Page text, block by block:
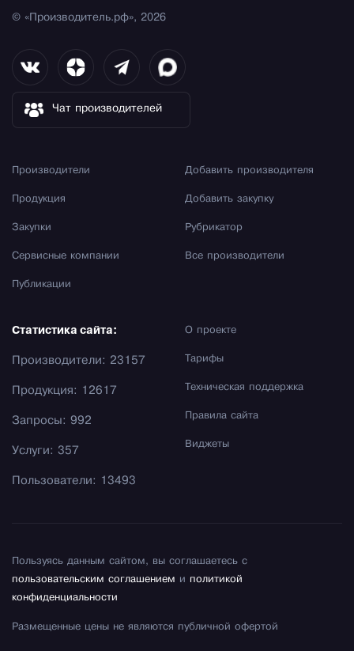
© «Производитель.рф», 2026
Чат производителей
Производители
Продукция
Закупки
Сервисные компании
Публикации
Добавить производителя
Добавить закупку
Рубрикатор
Все производители
О проекте
Тарифы
Техническая поддержка
Правила сайта
Виджеты
Статистика сайта:
Производители: 23157
Продукция: 12617
Запросы: 992
Услуги: 357
Пользователи: 13493
Пользуясь данным сайтом, вы соглашаетесь с
пользовательским соглашением и политикой
конфиденциальности
Размещенные цены не являются публичной офертой